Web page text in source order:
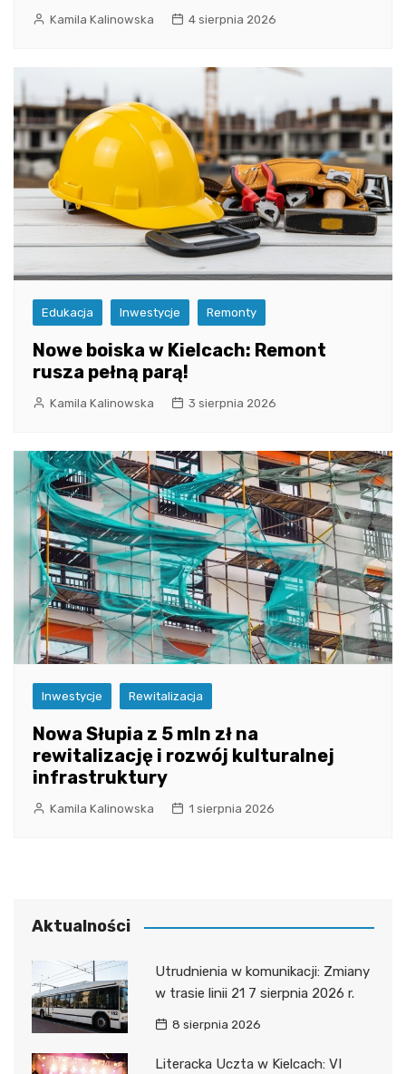
Kamila Kalinowska 4 sierpnia 2026
Edukacja Inwestycje Remonty
Nowe boiska w Kielcach: Remont
rusza pełną parą!
Kamila Kalinowska 3 sierpnia 2026
Inwestycje Rewitalizacja
Nowa Słupia z 5 mln zł na
rewitalizację i rozwój kulturalnej
infrastruktury
Kamila Kalinowska 1 sierpnia 2026
Aktualności
Utrudnienia w komunikacji: Zmiany
w trasie linii 21 7 sierpnia 2026 r.
8 sierpnia 2026
Literacka Uczta w Kielcach: VI